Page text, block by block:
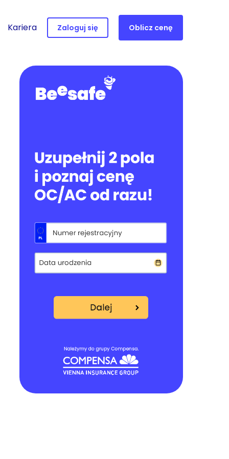
Kariera Zaloguj się Oblicz cenę